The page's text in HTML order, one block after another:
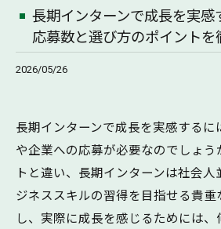
長期インターンで成長を実感
応募数と選び方のポイントを
2026/05/26
長期インターンで成長を実感するに
や企業への応募が必要なのでしょう
トと違い、長期インターンは社会
ジネススキルの習得を目指せる貴重
し、実際に成長を感じるためには、